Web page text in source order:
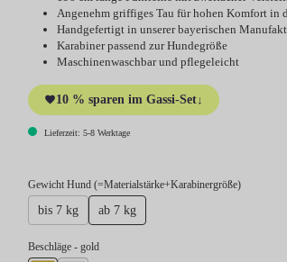
Angenehm griffiges Tau für hohen Komfort in
Handgefertigt in unserer bayerischen
Karabiner passend zur Hundegröße
Maschinenwaschbar und pflegeleicht
10 % sparen im Gassi-Set↓
Lieferzeit: 5-8 Werktage
Gewicht Hund (=Materialstärke+Karabinergröße)auswählen
bis 7 kg ab 7 kg
Beschlägeauswählen
- gold